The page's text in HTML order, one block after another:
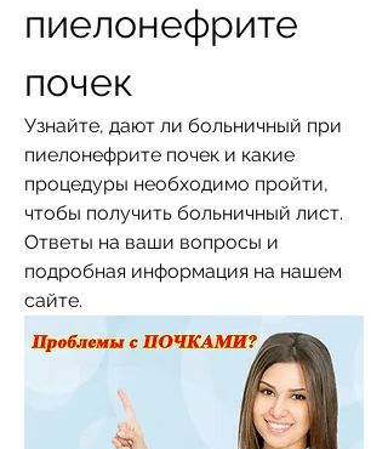
пиелонефрите
почек
Узнайте, дают ли больничный при
пиелонефрите почек и какие
процедуры необходимо пройти,
чтобы получить больничный лист.
Ответы на ваши вопросы и
подробная информация на нашем
сайте.